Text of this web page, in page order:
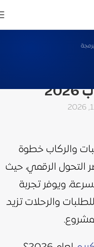
والركاب خطوة
الرقمي، حيث
ويوفر تجربة
والرحلات تزيد